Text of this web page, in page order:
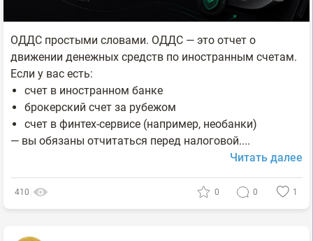
ОДДС простыми словами. ОДДС — это отчет о
движении денежных средств по иностранным счетам.
Если у вас есть:
счет в иностранном банке
брокерский счет за рубежом
счет в финтех-сервисе (например, необанки)
— вы обязаны отчитаться перед налоговой....
Читать далее
410 0 0 1